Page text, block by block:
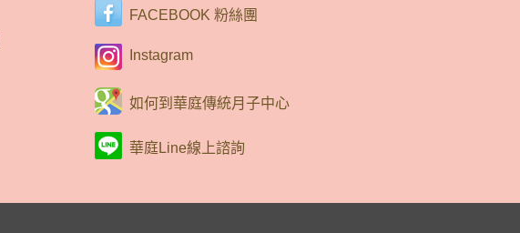
FACEBOOK 粉絲團
Instagram
如何到華庭傳統月子中心
華庭Line線上諮詢